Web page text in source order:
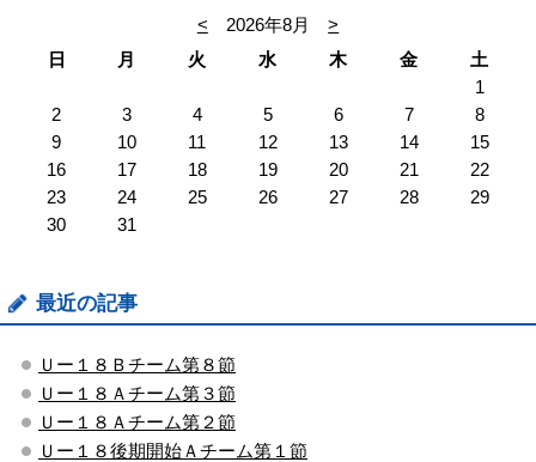
< 2026年8月
>
日
月 火 水 木 金
土
1
2
3 4 5 6 7
8
9
10 11 12 13 14
15
16
17 18 19 20 21
22
23
24 25 26 27 28
29
30
31
最近の記事
Ｕー１８Ｂチーム第８節
Ｕー１８Ａチーム第３節
Ｕー１８Ａチーム第２節
Ｕー１８後期開始Ａチーム第１節